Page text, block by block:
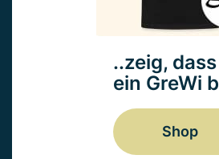
..zeig,
ein GreWi
Shop